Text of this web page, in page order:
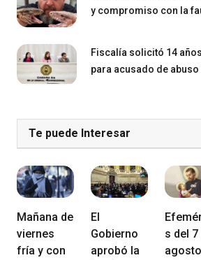
y compromiso con la
Fiscalía solicitó 14
para acusado de abuso
Te puede Interesar
Mañana de
viernes
fría y con
El
Gobierno
aprobó la
s del 7